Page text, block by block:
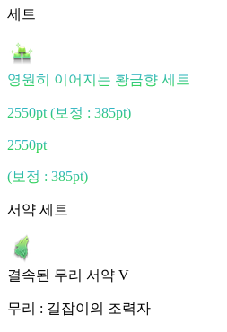
세트
영원히 이어지는 황금향 세트
2550pt (보정 : 385pt)
2550pt
(보정 : 385pt)
서약 세트
결속된 무리 서약 V
무리 : 길잡이의 조력자